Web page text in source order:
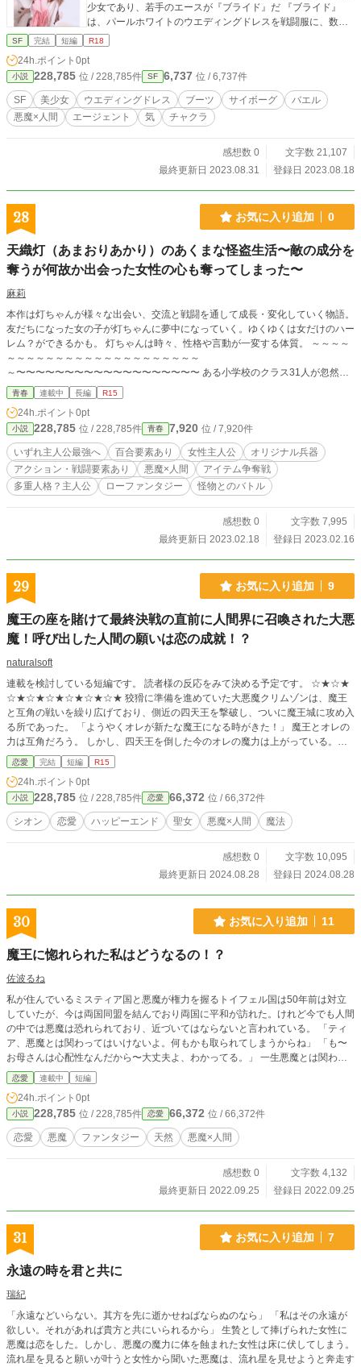
少女であり、若手のエースが『ブライド』だ 『ブライド』
は、パールホワイトのウエディングドレスを戦闘服に、数々
の秘密兵器と性癖を使って重犯罪サイボーグを狩る、超絶エ
SF 完結 短編 R18
24h.ポイント 0pt
小説 228,785 位 / 228,785件 SF 6,737 位 / 6,737件
SF 美少女 ウエディングドレス ブーツ サイボーグ
バエル
悪魔×人間
エージェント 気 チャクラ
感想数 0
文字数 21,107
最終更新日 2023.08.31
登録日 2023.08.18
28 お気に入り追加 0
天織灯（あまおりあかり）のあくまな怪盗生活〜敵の成分を
奪うが何故か出会った女性の心も奪ってしまった〜
麻莉
本作は灯ちゃんが様々な出会い、交流と戦闘を通して成長・変化していく物語。
友だちになった女の子が灯ちゃんに夢中になっていく。ゆくゆくは女だけのハー
レム？ができるかも。 灯ちゃんは時々、性格や言動が一変する体質。 ～～～～
～～～～～～～～～～～～～～～～～～～～
～〜〜〜〜〜〜〜〜〜〜〜〜〜〜〜〜〜〜〜 ある小学校のクラス31人が忽然
と、姿を消した。 10年後の現代社会では、〈〈怪人人形ソドールがあなたの願
いを叶えます〉〉の都市伝説が民衆に広まりつつある。それと同時に動植物と無
機物が融合した人間サイズの怪人が出没し欲望の限り暴れ回っていた。 そんな
謎の怪人【ソドール】を人知れず退治しているのは怪盗で高校2年生の天織灯
（あまおりあかり）。灯は「クラス30人が人体実験で異形の怪物になり、蒸発
して1体の怪物から人形が2個出現した」という記憶以外、過去の記憶を失って
いる。そんな灯には、灯がない記憶を保持している別人格の2人、悪魔であり相
棒兼師匠でもあるクロと科学者の天織璃子（りこ）と暮らしている。灯は「みん
中は採取した能力をマガジン型アイテムに変換し、自身を強化して日夜、戦って
さい～
青春 連載中 長編 R15
24h.ポイント 0pt
小説 228,785 位 / 228,785件 青春 7,920 位 / 7,920件
いずれ主人公最強へ 百合要素あり 女性主人公
オリジナル兵器
アクション・戦闘要素あり
悪魔×人間
アイテム争奪戦
多重人格？主人公
ローファンタジー 怪物とのバトル
感想数 0
文字数 7,995
最終更新日 2023.02.18
登録日 2023.02.16
29 お気に入り追加 9
魔王の座を賭けて最終決戦の直前に人間界に召喚された大悪
魔！呼び出した人間の願いは恋の成就！？
naturalsoft
連載を検討している短編です。 読者様の反応をみて決める予定です。 ☆★☆★
☆★☆★☆★☆★☆★☆★ 狡猾に準備を進めていた大悪魔クリムゾンは、魔王
と互角の戦いを繰り広げており、側近の四天王を撃破し、ついに魔王城に攻め入
る所であった。 「ようやくオレが新たな魔王になる時がきた！」 魔王とオレの
力は互角だろう。 しかし、四天王を倒した今のオレの魔力は上がっている。今
ならオレの方が有利だ。 「よし、攻め込む───」 配下の者にそう言いかけよう
とした時、悪魔召喚の魔法陣が足下に現れた。 「ば、バカな！？悪魔召喚！？
この大悪魔であるオレを召喚だとーーーーー！！！！！」 眩い光が収まると、
目の前にはいかにも魔法使いという黒いローブに黒い三角帽子姿の少女がいた。
「グッ、クソッ！？ここはどこだ？」 「………なんて品のない悪魔なの。これ
はハズレかしら？」 少女は悪魔を見ながら話した。 「私が召喚者よ。私の願い
て？」 「だから！好きな人と恋人になりたいのよ！協力しなさい！」 ………は
恋愛 完結 短編 R15
24h.ポイント 0pt
小説 228,785 位 / 228,785件 恋愛 66,372 位 / 66,372件
シオン 恋愛 ハッピーエンド 聖女 悪魔×人間 魔法
感想数 0
文字数 10,095
最終更新日 2024.08.28
登録日 2024.08.28
30 お気に入り追加 11
魔王に惚れられた私はどうなるの！？
佐波るね
私が住んでいるミスティア国と悪魔が権力を握るトイフェル国は50年前は対立
していたが、今は両国同盟を結んでおり両国に平和が訪れた。けれど今でも人間
の中では悪魔は恐れられており、近づいてはならないと言われている。 「ティ
ア、悪魔とは関わってはいけないよ。何もかも取られてしまうからね」 「も〜
お母さんは心配性なんだから〜大丈夫よ、わかってる。」 一生悪魔とは関わら
ないと思ってたのに、 「率直にいう。ティアに惚れた。おれと結婚してくれ」
なんで魔王にプロポーズされてるのー！！！！！！！！！！
恋愛 連載中 短編
24h.ポイント 0pt
小説 228,785 位 / 228,785件 恋愛 66,372 位 / 66,372件
恋愛 悪魔 ファンタジー 天然 悪魔×人間
感想数 0
文字数 4,132
最終更新日 2022.09.25
登録日 2022.09.25
31 お気に入り追加 7
永遠の時を君と共に
瑞紀
「永遠などいらない。其方を先に逝かせねばならぬのなら」 「私はその永遠が
欲しい。それがあれば貴方と共にいられるから」 生贄として捧げられた女性に
悪魔は恋をした。しかし、悪魔の魔力に体を蝕まれた女性は床に伏してしまう。
流れ星を見ると願いが叶うと女性から聞いた悪魔は、流れ星を見せようと奔走す